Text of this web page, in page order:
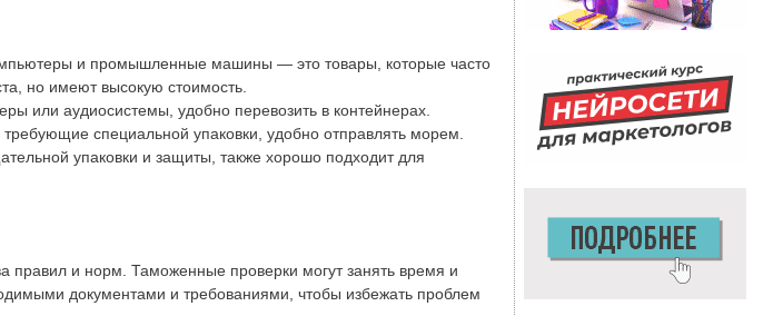
и промышленные машины — это товары, которые часто
но имеют высокую стоимость.
или аудиосистемы, удобно перевозить в контейнерах.
специальной упаковки, удобно отправлять морем.
упаковки и защиты, также хорошо подходит для
правил и норм. Таможенные проверки могут занять время и
документами и требованиями, чтобы избежать проблем